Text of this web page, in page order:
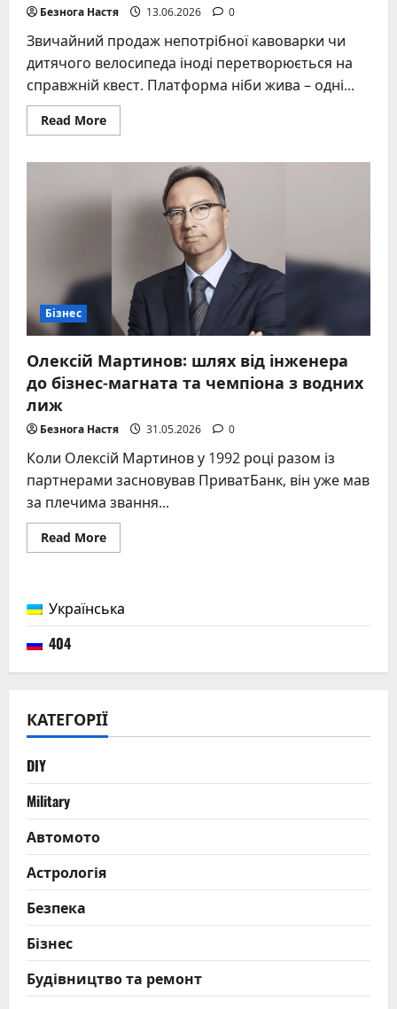
Безнога Настя 13.06.2026 0
Звичайний продаж непотрібної кавоварки чи
дитячого велосипеда іноді перетворюється на
справжній квест. Платформа ніби жива – одні...
Read MoreRead
more
повний
гайд
досвідчених
2025
році
Бізнес
Олексій Мартинов: шлях від інженера
до бізнес-магната та чемпіона з водних
лиж
Безнога Настя 31.05.2026 0
Коли Олексій Мартинов у 1992 році разом із
партнерами засновував ПриватБанк, він уже мав
за плечима звання...
Read MoreRead
more
від
інженера
та
водних
лиж
Українська
404
КАТЕГОРІЇ
DIY
Military
Автомото
Астрологія
Безпека
Бізнес
Будівництво та ремонт